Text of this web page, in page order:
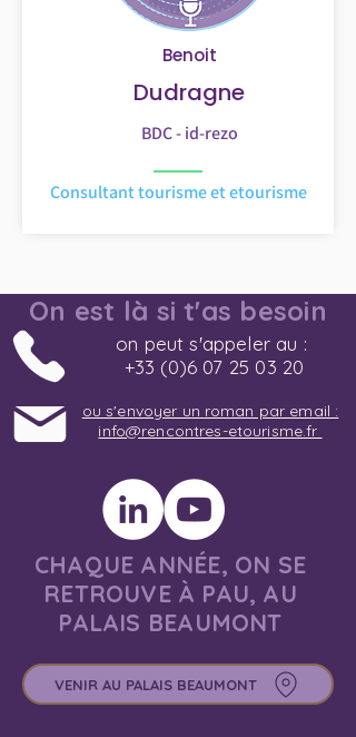
Benoit
Dudragne
BDC - id-rezo
Consultant tourisme et etourisme
On est là si t'as besoin
on peut s'appeler au :
+33 (0)6 07 25 03 20
ou s'envoyer un roman par email :
info@rencontres-etourisme.fr
CHAQUE ANNÉE, ON SE
RETROUVE À PAU, AU
PALAIS BEAUMONT
VENIR AU PALAIS BEAUMONT